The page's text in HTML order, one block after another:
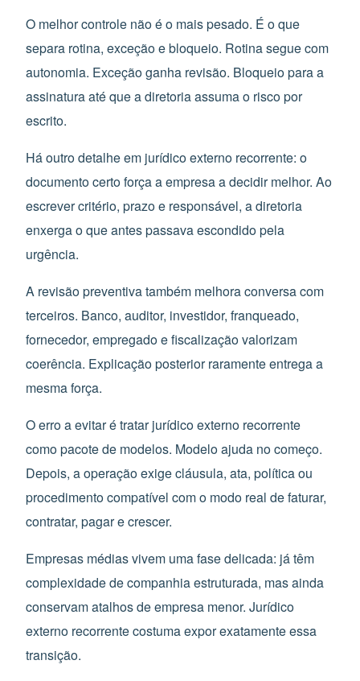
O melhor controle não é o mais pesado. É o que
separa rotina, exceção e bloqueio. Rotina segue com
autonomia. Exceção ganha revisão. Bloqueio para a
assinatura até que a diretoria assuma o risco por
escrito.
Há outro detalhe em jurídico externo recorrente: o
documento certo força a empresa a decidir melhor. Ao
escrever critério, prazo e responsável, a diretoria
enxerga o que antes passava escondido pela
urgência.
A revisão preventiva também melhora conversa com
terceiros. Banco, auditor, investidor, franqueado,
fornecedor, empregado e fiscalização valorizam
coerência. Explicação posterior raramente entrega a
mesma força.
O erro a evitar é tratar jurídico externo recorrente
como pacote de modelos. Modelo ajuda no começo.
Depois, a operação exige cláusula, ata, política ou
procedimento compatível com o modo real de faturar,
contratar, pagar e crescer.
Empresas médias vivem uma fase delicada: já têm
complexidade de companhia estruturada, mas ainda
conservam atalhos de empresa menor. Jurídico
externo recorrente costuma expor exatamente essa
transição.